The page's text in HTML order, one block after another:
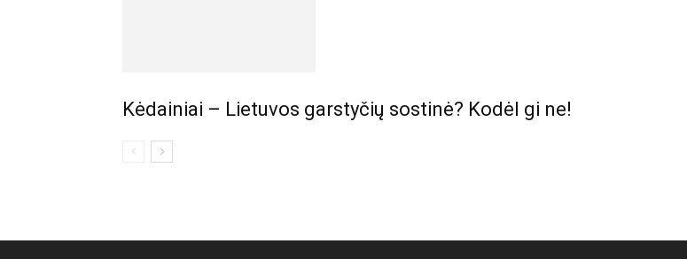
Kėdainiai – Lietuvos garstyčių sostinė? Kodėl gi ne!